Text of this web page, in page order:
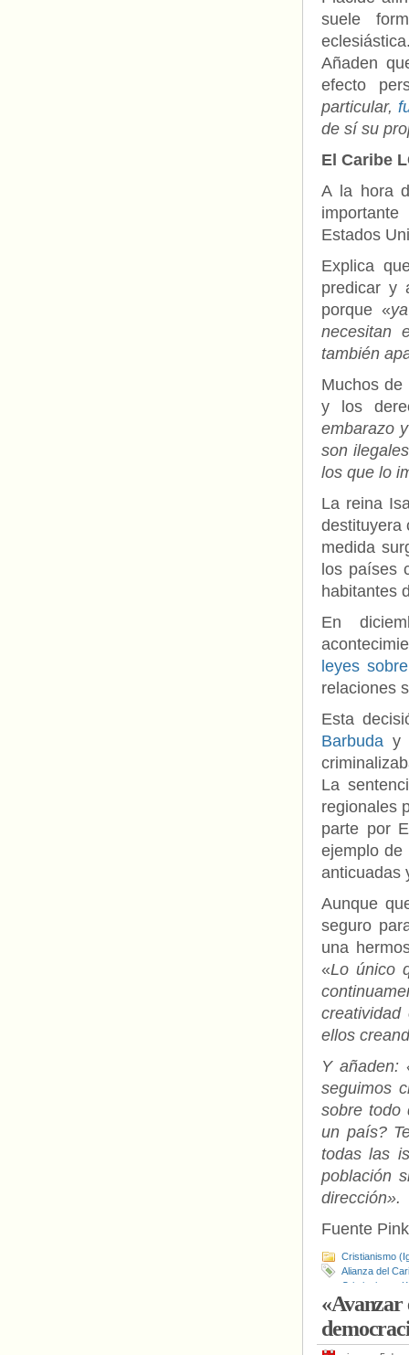
suele
Añaden
efecto
particular,
de sí su
El Caribe
A la hora
Estados
Explica
predicar y
porque «
necesitan
también
Muchos
y los
embarazo
son
los que lo
La reina
destituyera
medida
los países
habitantes
En
leyes
relaciones
Esta
Barbuda
La
regionales
parte por
ejemplo de
anticuadas
Aunque
seguro
una
«Lo único
ellos
Y añaden:
seguimos
sobre todo
un país?
todas las
población
dirección».
Fuente
Cristianismo
Alianza del
Cristianismo
«Avanzar